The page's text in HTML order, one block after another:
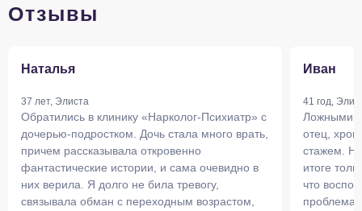
Отзывы
Наталья
37 лет, Элиста
Обратились в клинику «Нарколог-Психиатр» с
дочерью-подростком. Дочь стала много врать,
причем рассказывала откровенно
фантастические истории, и сама очевидно в
них верила. Я долго не била тревогу,
связывала обман с переходным возрастом,
Иван
41 год,
Ложными
отец,
стажем.
итоге
что